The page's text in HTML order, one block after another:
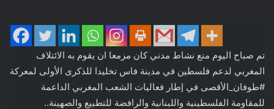
تم صباح اليوم منع نشاط مدني كان مزمعا ان يقوم به الائتلاف
المغربي لدعم فلسطين في مدينة فاس تخليدا للذكرى الأولى لمعركة
#طوفان_الأقصى في إطار فعاليات الشعب المغربي الداعمة
للمقاومة الفلسطينية واللبنانية والرافضة للتطبيع والصهينة..